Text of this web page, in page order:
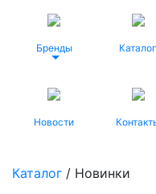
Бренды Каталог
Новости
Каталог / Новинки